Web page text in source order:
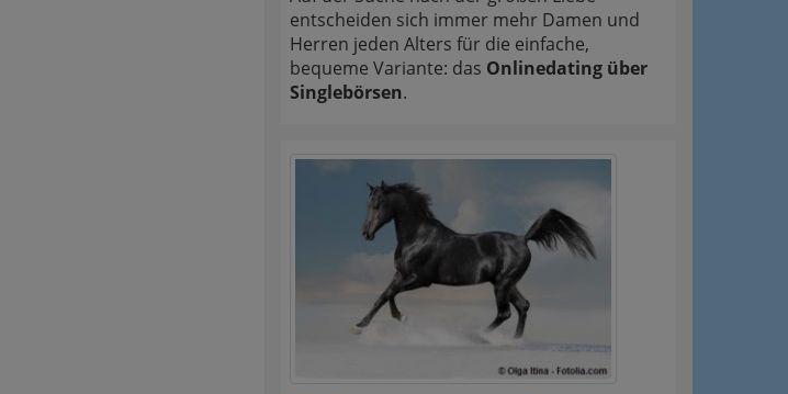
entscheiden sich immer mehr Damen und
Herren jeden Alters für die einfache,
bequeme Variante: das Onlinedating über
Singlebörsen.